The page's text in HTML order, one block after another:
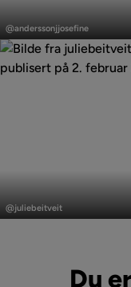
publisert
av
@anderssonjjosefine
publisert
@juliebeitveit
Du